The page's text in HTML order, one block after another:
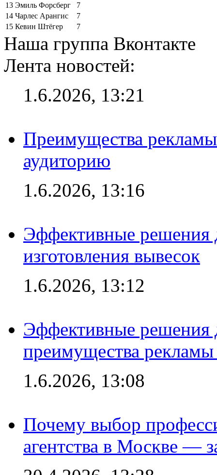
13 Эмиль Форсберг
7
14 Чарлес Арангис
7
15 Кевин Штёгер 7
Наша группа Вконтакте
Лента новостей:
1.6.2026, 13:21
Преимущества
аудиторию
1.6.2026, 13:16
Эффективные решения
изготовления вывесок
1.6.2026, 13:12
Эффективные решения
преимущества рекламы
1.6.2026, 13:08
Почему выбор
агентства в Москве —